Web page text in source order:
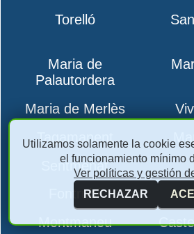
Torelló
Maria de
Palautordera
Maria de Merlès
Tagamanent
Sentmenat
Fontrubí
Montmaneu
Utilizamos solamente la cookie
el funcionamiento mínimo
Ver políticas y gestión
RECHAZAR